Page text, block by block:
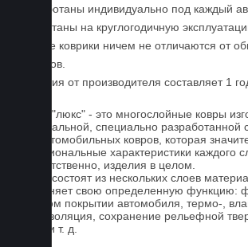
разработаны индивидуально под каждый
рассчитаны на круглогодичную
данные коврики ничем не отличаются от
ковриков.
Гарантия от производителя составляет 1
Ковры "люкс" - это многослойные ковры
оригинальной, специально
для автомобильных ковров, которая
функциональные характеристики каждого
соответственно, изделия в целом.
Ковры состоят из нескольких слоев
выполняет свою определенную функцию:
штатном покрытии автомобиля, термо-,
звукоизоляция, сохранение рельефной
ковра и т. д.